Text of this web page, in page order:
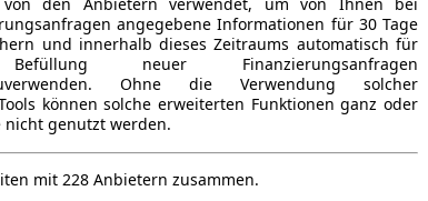
angegebene Informationen für 30 Tage
und innerhalb dieses Zeitraums automatisch für
neuer Finanzierungsanfragen
Ohne die Verwendung solcher
können solche erweiterten Funktionen ganz oder
nicht genutzt werden.
mit 228 Anbietern zusammen.